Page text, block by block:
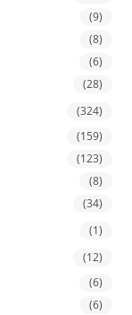
(9)
(8)
(6)
(28)
(324)
(159)
(123)
(8)
(34)
(1)
(12)
(6)
(6)